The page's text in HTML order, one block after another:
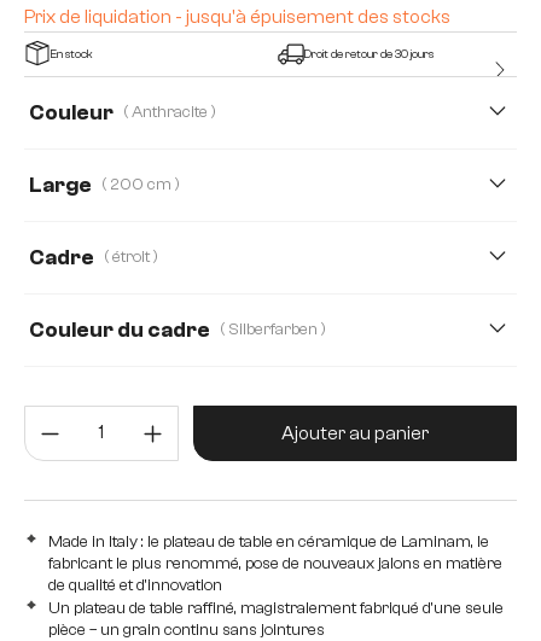
Prix de liquidation - jusqu'à épuisement des stocks
En stock Droit de retour de 30 jours
Couleur ( Anthracite )
Large ( 200 cm )
Cadre ( étroit )
Couleur du cadre ( Silberfarben )
Quantité de produit : Entrez la
Ajouter au panier
Made in Italy : le plateau de table en céramique de Laminam, le
fabricant le plus renommé, pose de nouveaux jalons en matière
de qualité et d'innovation
Un plateau de table raffiné, magistralement fabriqué d'une seule
pièce – un grain continu sans jointures